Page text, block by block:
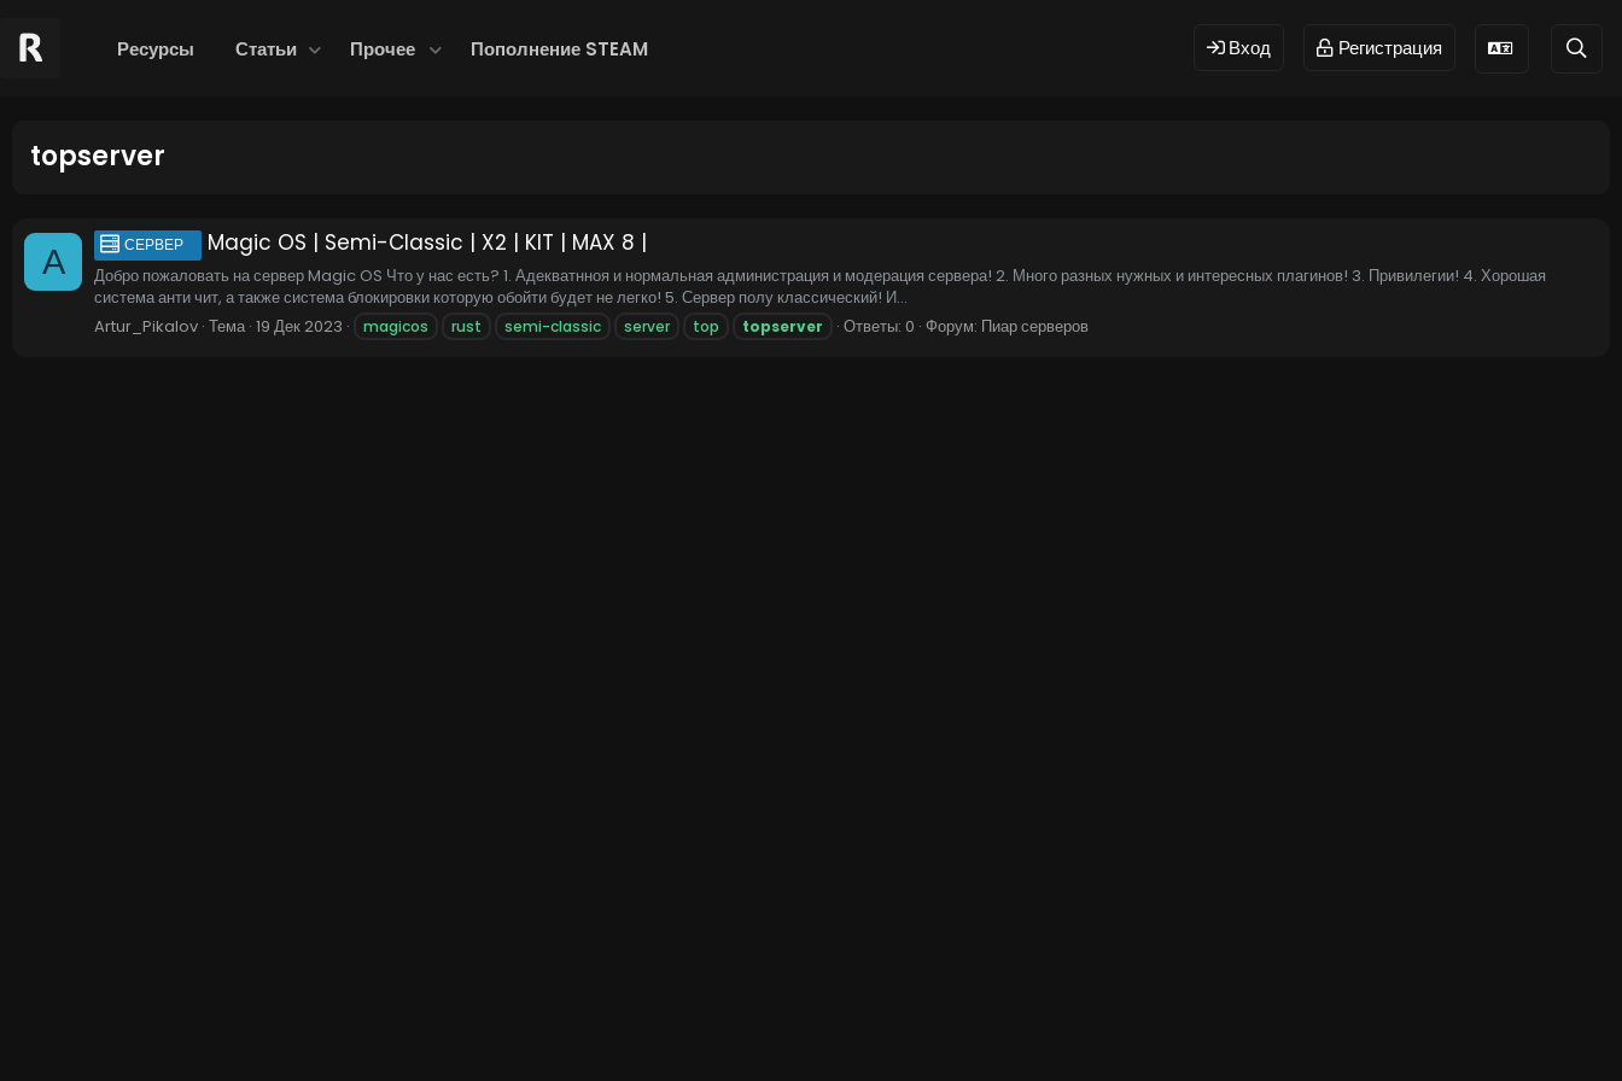
Ресурсы Статьи Прочее Пополнение STEAM Вход Регистрация
topserver
A СЕРВЕР Magic OS | Semi-Classic | X2 | KIT | MAX 8 |
Добро пожаловать на сервер Magic OS Что у нас есть? 1. Адекватнноя и нормальная администрация и модерация сервера! 2. Много разных нужных и интересных плагинов! 3. Привилегии! 4. Хорошая
система анти чит, а также система блокировки которую обойти будет не легко! 5. Сервер полу классический! И...
Artur_Pikalov Тема 19 Дек 2023 magicos rust semi-classic server top topserver Ответы: 0 Форум: Пиар серверов